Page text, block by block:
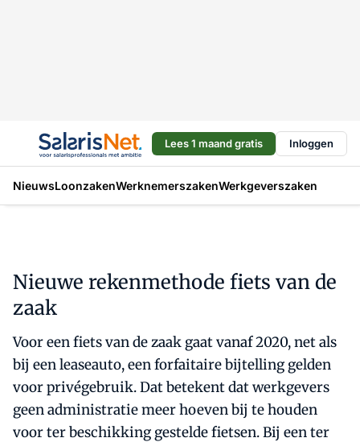
Lees 1 maand gratis Inloggen
NieuwsLoonzakenWerknemerszakenWerkgeverszaken
Nieuwe rekenmethode fiets van de
zaak
Voor een fiets van de zaak gaat vanaf 2020, net als
bij een leaseauto, een forfaitaire bijtelling gelden
voor privégebruik. Dat betekent dat werkgevers
geen administratie meer hoeven bij te houden
voor ter beschikking gestelde fietsen. Bij een ter